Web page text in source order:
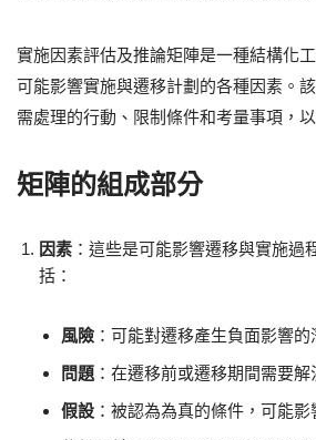
實施因素評估及推論矩陣是一種結構化
可能影響實施與遷移計劃的各種因素。
需處理的行動、限制條件和考量事項，
矩陣的組成部分
因素 ：這些是可能影響遷移與實施過
括：
風險 ：可能對遷移產生負面影響的
問題 ：在遷移前或遷移期間需要解
假設 ：被認為為真的條件，可能影